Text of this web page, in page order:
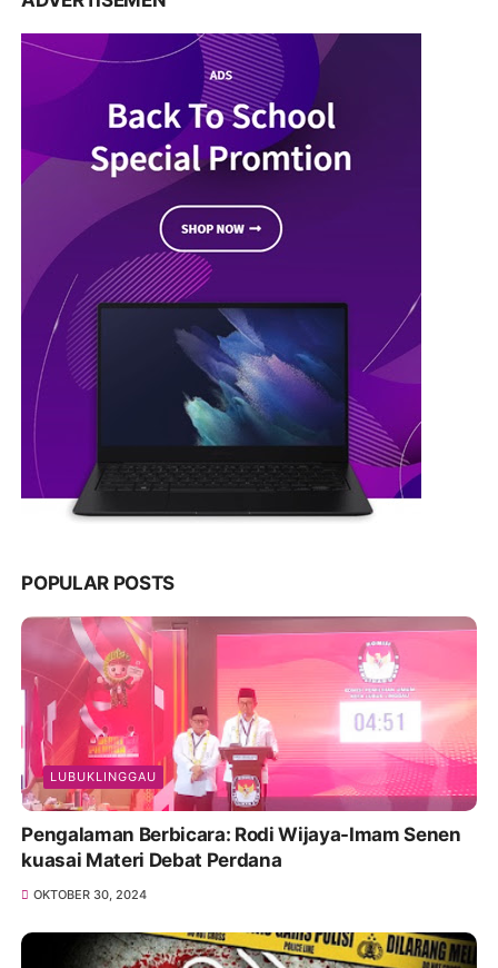
POPULAR POSTS
LUBUKLINGGAU
Pengalaman Berbicara: Rodi Wijaya-Imam Senen
kuasai Materi Debat Perdana
OKTOBER 30, 2024